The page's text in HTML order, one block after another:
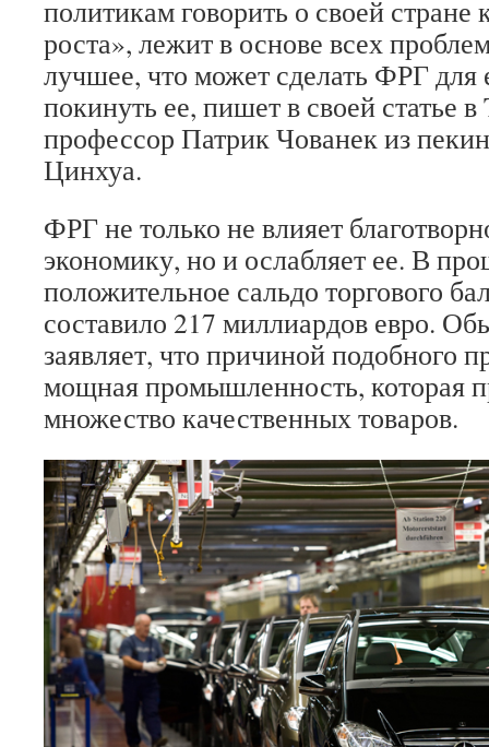
политикам говорить о своей стране
роста», лежит в основе всех
лучшее, что может сделать ФРГ
покинуть ее, пишет в своей статье
профессор Патрик Чованек из
Цинхуа.
ФРГ не только не влияет
экономику, но и ослабляет ее. В
положительное сальдо торгового
составило 217 миллиардов евро.
заявляет, что причиной подобного
мощная промышленность, которая
множество качественных товаров.